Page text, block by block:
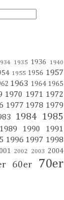
1935 1936
1940
1955 1956 1957
1963 1964 1965
1970 1971 1972
1977 1978 1979
1984
1985
1989 1990
1991
1996 1997 1998
2002 2003 2004
60er
70er